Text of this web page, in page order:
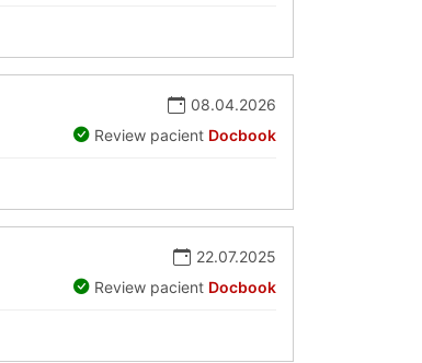
08.04.2026
Review pacient Docbook
22.07.2025
Review pacient Docbook